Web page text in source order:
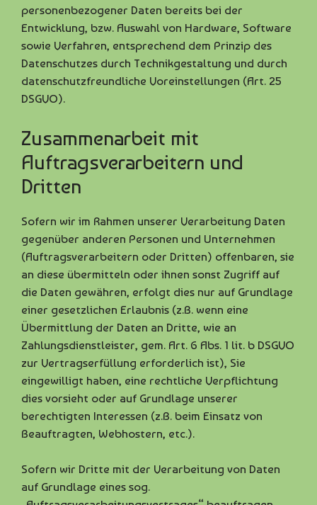
personenbezogener Daten bereits bei der
Entwicklung, bzw. Auswahl von Hardware, Software
sowie Verfahren, entsprechend dem Prinzip des
Datenschutzes durch Technikgestaltung und durch
datenschutzfreundliche Voreinstellungen (Art. 25
DSGVO).
Zusammenarbeit mit
Auftragsverarbeitern und
Dritten
Sofern wir im Rahmen unserer Verarbeitung Daten
gegenüber anderen Personen und Unternehmen
(Auftragsverarbeitern oder Dritten) offenbaren, sie
an diese übermitteln oder ihnen sonst Zugriff auf
die Daten gewähren, erfolgt dies nur auf Grundlage
einer gesetzlichen Erlaubnis (z.B. wenn eine
Übermittlung der Daten an Dritte, wie an
Zahlungsdienstleister, gem. Art. 6 Abs. 1 lit. b DSGVO
zur Vertragserfüllung erforderlich ist), Sie
eingewilligt haben, eine rechtliche Verpflichtung
dies vorsieht oder auf Grundlage unserer
berechtigten Interessen (z.B. beim Einsatz von
Beauftragten, Webhostern, etc.).
Sofern wir Dritte mit der Verarbeitung von Daten
auf Grundlage eines sog.